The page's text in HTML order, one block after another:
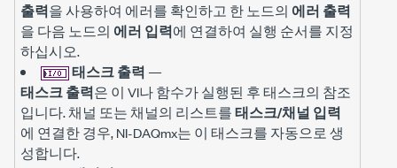
출력을 사용하여 에러를 확인하고 한 노드의 에러 출력
을 다음 노드의 에러 입력에 연결하여 실행 순서를 지정
하십시오.
태스크 출력 —
태스크 출력은 이 VI나 함수가 실행된 후 태스크의 참조
입니다. 채널 또는 채널의 리스트를태스크/채널 입력
에 연결한 경우, NI-DAQmx는 이 태스크를 자동으로 생
성합니다.